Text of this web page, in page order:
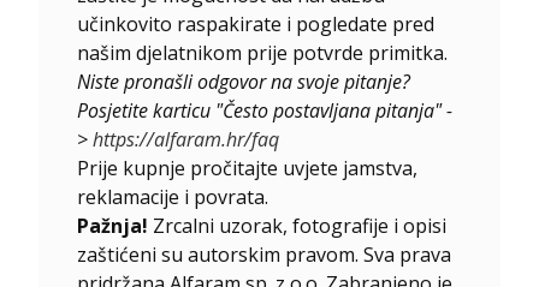
učinkovito raspakirate i pogledate pred
našim djelatnikom prije potvrde primitka.
Niste pronašli odgovor na svoje pitanje?
Posjetite karticu "Često postavljana pitanja" -
>https://alfaram.hr/faq
Prije kupnje pročitajte uvjete jamstva,
reklamacije i povrata.
Pažnja! Zrcalni uzorak, fotografije i opisi
zaštićeni su autorskim pravom. Sva prava